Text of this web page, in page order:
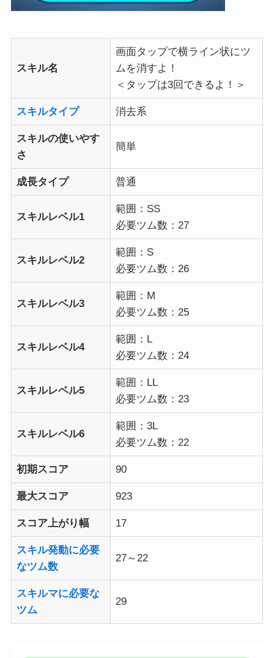
スキル名
画面タップで横ライン状にツ
ムを消すよ！
＜タップは3回できるよ！＞
スキルタイプ 消去系
スキルの使いやす
さ
簡単
成長タイプ 普通
スキルレベル1
範囲：SS
必要ツム数：27
スキルレベル2
範囲：S
必要ツム数：26
スキルレベル3
範囲：M
必要ツム数：25
スキルレベル4
範囲：L
必要ツム数：24
スキルレベル5
範囲：LL
必要ツム数：23
スキルレベル6
範囲：3L
必要ツム数：22
初期スコア 90
最大スコア 923
スコア上がり幅 17
スキル発動に必要
なツム数
27～22
スキルマに必要な
ツム
29